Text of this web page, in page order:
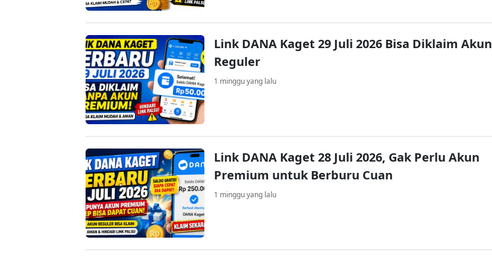
Link DANA Kaget 29 Juli 2026 Bisa Diklaim Akun
Reguler
1 minggu yang lalu
Link DANA Kaget 28 Juli 2026, Gak Perlu Akun
Premium untuk Berburu Cuan
1 minggu yang lalu